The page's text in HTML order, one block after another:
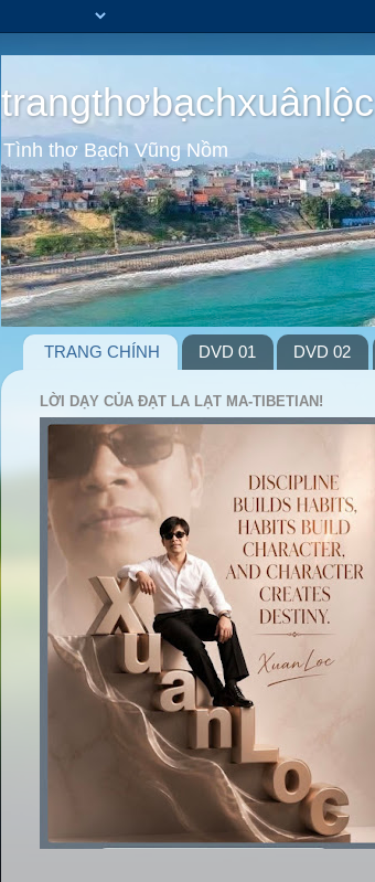
trangthơbạchxuânlộc
Tình thơ Bạch Vũng Nồm
TRANG CHÍNH DVD 01 DVD 02
LỜI DẠY CỦA ĐẠT LA LẠT MA-TIBETIAN!